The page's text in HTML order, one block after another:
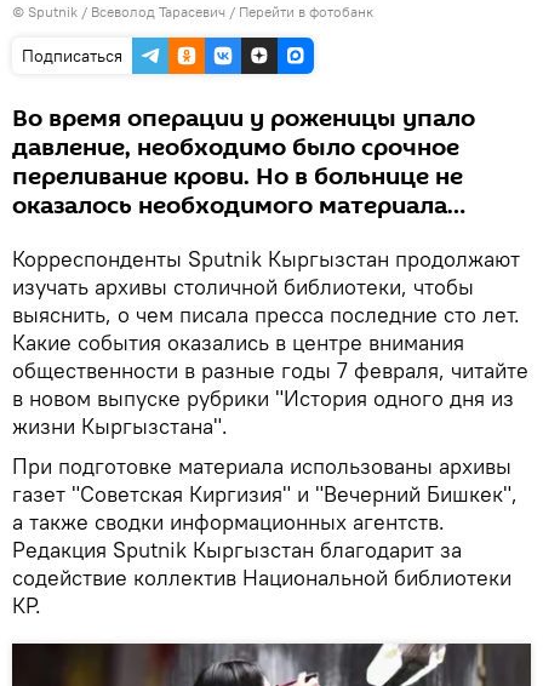
© Sputnik / Всеволод Тарасевич / Перейти в фотобанк
Подписаться
Во время операции у роженицы упало
давление, необходимо было срочное
переливание крови. Но в больнице не
оказалось необходимого материала…
Корреспонденты Sputnik Кыргызстан продолжают
изучать архивы столичной библиотеки, чтобы
выяснить, о чем писала пресса последние сто лет.
Какие события оказались в центре внимания
общественности в разные годы 7 февраля, читайте
в новом выпуске рубрики "История одного дня из
жизни Кыргызстана".
При подготовке материала использованы архивы
газет "Советская Киргизия" и "Вечерний Бишкек",
а также сводки информационных агентств.
Редакция Sputnik Кыргызстан благодарит за
содействие коллектив Национальной библиотеки
КР.